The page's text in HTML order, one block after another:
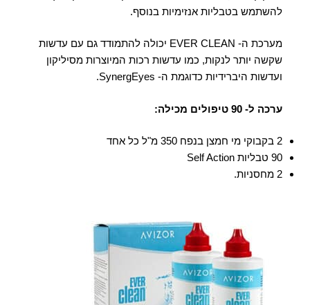
להשתמש בטבליות אנזימיות בנוסף.
מערכת ה- EVER CLEAN יכולה להתמודד גם עם עדשות
שקשה יותר לנקות, כמו עדשות רכות המיוצרות מסיליקון
ועדשות היברידיות כדוגמת ה- SynergEyes.
ערכה ל- 90 טיפולים מכילה:
2 בקבוקי מי חמצן בנפח 350 מ"ל כל אחד
90 טבליות Self Action
2 מחסניות.